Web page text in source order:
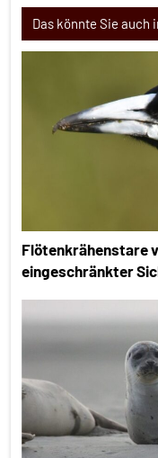
Das könnte Sie auch
Flötenkrähenstare
eingeschränkter